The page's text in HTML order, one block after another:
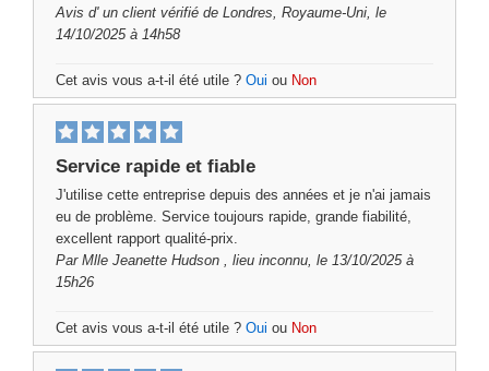
Avis d' un client vérifié de Londres, Royaume-Uni, le
14/10/2025 à 14h58
Cet avis vous a-t-il été utile ? Oui ou Non
Service rapide et fiable
J'utilise cette entreprise depuis des années et je n'ai jamais
eu de problème. Service toujours rapide, grande fiabilité,
excellent rapport qualité-prix.
Par Mlle Jeanette Hudson , lieu inconnu, le 13/10/2025 à
15h26
Cet avis vous a-t-il été utile ? Oui ou Non